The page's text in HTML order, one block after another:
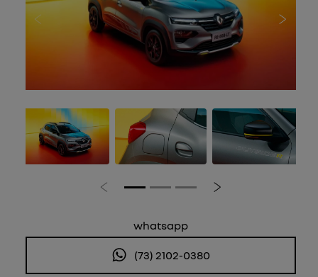
Anterior
Anterior Próximo
whatsapp
(73) 2102-0380